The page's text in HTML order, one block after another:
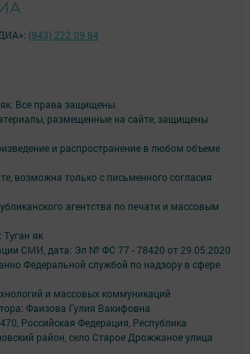
Все права защищены.
размещенные на сайте, защищены
и распространение в любом объеме
возможна только с письменного согласия
агентства по печати и массовым
як
СМИ, дата: Эл № ФС 77 - 78420 от 29.05.2020
Федеральной службой по надзору в сфере
и массовых коммуникаций
Фаизова Гулия Вакифовна
Российская Федерация, Республика
район, село Старое Дрожжаное улица
(843) 222 09 84